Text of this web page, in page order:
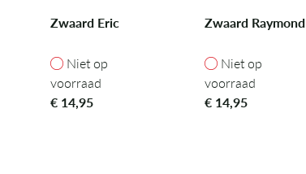
Zwaard Eric
Niet op voorraad
Niet op
voorraad
€ 14,95
Zwaard Raymond
Niet op voorraad
Niet op
voorraad
€ 14,95